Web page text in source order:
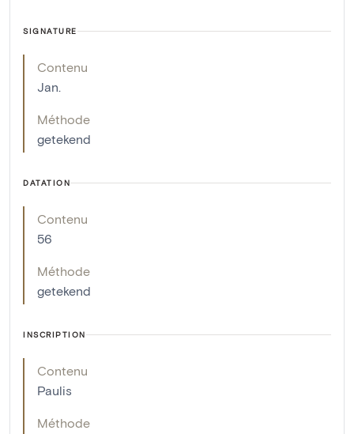
SIGNATURE
Contenu
Jan.
Méthode
getekend
DATATION
Contenu
56
Méthode
getekend
INSCRIPTION
Contenu
Paulis
Méthode